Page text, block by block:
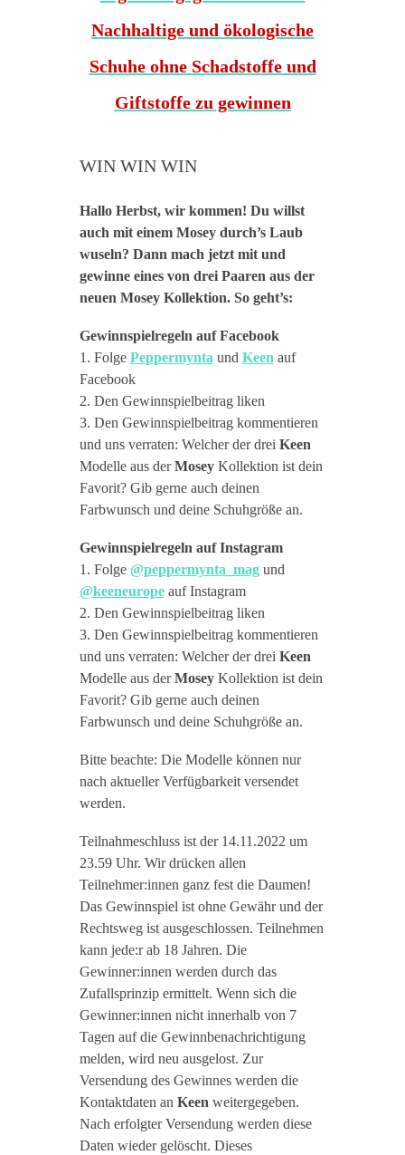
WIN WIN WIN
Hallo Herbst, wir kommen! Du willst
auch mit einem Mosey durch’s Laub
wuseln? Dann mach jetzt mit und
gewinne eines von drei Paaren aus der
neuen Mosey Kollektion. So geht’s:
Gewinnspielregeln auf Facebook
1. Folge Peppermynta und Keen auf
Facebook
2. Den Gewinnspielbeitrag liken
3. Den Gewinnspielbeitrag kommentieren
und uns verraten: Welcher der drei Keen
Modelle aus derMoseyKollektion ist dein
Favorit? Gib gerne auch deinen
Farbwunsch und deine Schuhgröße an.
Gewinnspielregeln auf Instagram
1. Folge @peppermynta_magund
@keeneuropeauf Instagram
2. Den Gewinnspielbeitrag liken
3. Den Gewinnspielbeitrag kommentieren
und uns verraten: Welcher der drei Keen
Modelle aus derMoseyKollektion ist dein
Favorit? Gib gerne auch deinen
Farbwunsch und deine Schuhgröße an.
Bitte beachte: Die Modelle können nur
nach aktueller Verfügbarkeit versendet
werden.
Teilnahmeschluss ist der 14.11.2022 um
23.59 Uhr. Wir drücken allen
Teilnehmer:innen ganz fest die Daumen!
Das Gewinnspiel ist ohne Gewähr und der
Rechtsweg ist ausgeschlossen. Teilnehmen
kann jede:r ab 18 Jahren. Die
Gewinner:innen werden durch das
Zufallsprinzip ermittelt. Wenn sich die
Gewinner:innen nicht innerhalb von 7
Tagen auf die Gewinnbenachrichtigung
melden, wird neu ausgelost. Zur
Versendung des Gewinnes werden die
Kontaktdaten an Keen weitergegeben.
Nach erfolgter Versendung werden diese
Daten wieder gelöscht. Dieses